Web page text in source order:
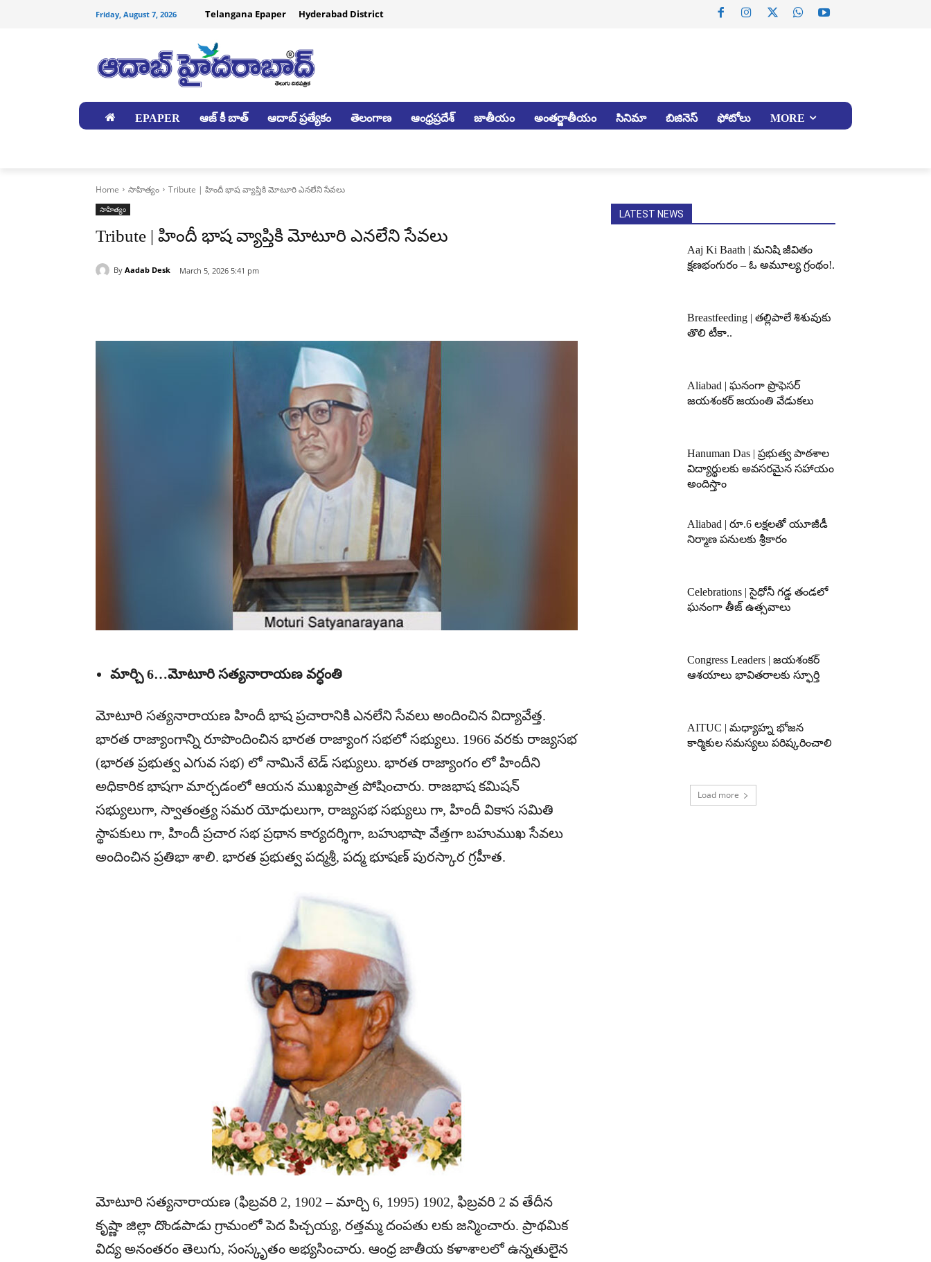
Friday, August 7, 2026 Telangana Epaper Hyderabad District
EPAPER ఆజ్ కీ బాత్ ఆదాబ్ ప్రత్యేకం తెలంగాణ ఆంధ్రప్రదేశ్ జాతీయం అంతర్జాతీయం సినిమా బిజినెస్ ఫోటోలు MORE
Home సాహిత్యం Tribute | హిందీ భాష వ్యాప్తికి మోటూరి ఎనలేని సేవలు
సాహిత్యం
Tribute | హిందీ భాష వ్యాప్తికి మోటూరి ఎనలేని సేవలు
By Aadab Desk March 5, 2026 5:41 pm
మార్చి 6…మోటూరి సత్యనారాయణ వర్ధంతి
మోటూరి సత్యనారాయణ హిందీ భాష ప్రచారానికి ఎనలేని సేవలు అందించిన విద్యావేత్త.
భారత రాజ్యాంగాన్ని రూపొందించిన భారత రాజ్యాంగ సభలో సభ్యులు. 1966 వరకు రాజ్యసభ
(భారత ప్రభుత్వ ఎగువ సభ) లో నామినే టెడ్ సభ్యులు. భారత రాజ్యాంగం లో హిందీని
అధికారిక భాషగా మార్చడంలో ఆయన ముఖ్యపాత్ర పోషించారు. రాజభాష కమిషన్
సభ్యులుగా, స్వాతంత్ర్య సమర యోధులుగా, రాజ్యసభ సభ్యులు గా, హిందీ వికాస సమితి
స్థాపకులు గా, హిందీ ప్రచార సభ ప్రథాన కార్యదర్శిగా, బహుభాషా వేత్తగా బహుముఖ సేవలు
అందించిన ప్రతిభా శాలి. భారత ప్రభుత్వ పద్మశ్రీ, పద్మ భూషణ్ పురస్కార గ్రహీత.
మోటూరి సత్యనారాయణ (ఫిబ్రవరి 2, 1902 – మార్చి 6, 1995) 1902, ఫిబ్రవరి 2 వ తేదీన
కృష్ణా జిల్లా దొండపాడు గ్రామంలో పెద పిచ్చయ్య, రత్తమ్మ దంపతు లకు జన్మించారు. ప్రాథమిక
విద్య అనంతరం తెలుగు, సంస్కృతం అభ్యసించారు. ఆంధ్ర జాతీయ కళాశాలలో ఉన్నతులైన
LATEST NEWS
Aaj Ki Baath | మనిషి జీవితం
క్షణభంగురం – ఓ అమూల్య గ్రంథం!.
Breastfeeding | తల్లిపాలే శిశువుకు
తొలి టీకా..
Aliabad | ఘనంగా ప్రొఫెసర్
జయశంకర్ జయంతి వేడుకలు
Hanuman Das | ప్రభుత్వ పాఠశాల
విద్యార్థులకు అవసరమైన సహాయం
అందిస్తాం
Aliabad | రూ.6 లక్షలతో యూజీడీ
నిర్మాణ పనులకు శ్రీకారం
Celebrations | సైధోనీ గడ్డ తండలో
ఘనంగా తీజ్ ఉత్సవాలు
Congress Leaders | జయశంకర్
ఆశయాలు భావితరాలకు స్ఫూర్తి
AITUC | మధ్యాహ్న భోజన
కార్మికుల సమస్యలు పరిష్కరించాలి
Load more